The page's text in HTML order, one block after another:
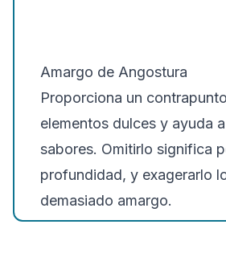
Amargo de Angostura
Proporciona un
elementos dulces y ayuda
sabores. Omitirlo significa
profundidad, y exagerarlo
demasiado amargo.